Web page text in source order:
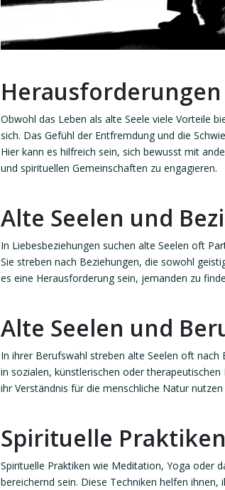
Obwohl das Leben als alte Seele viele Vorteile
sich. Das Gefühl der Entfremdung und die
Hier kann es hilfreich sein, sich bewusst mit
und spirituellen Gemeinschaften zu engagieren.
Alte Seelen und
In Liebesbeziehungen suchen alte Seelen oft
Sie streben nach Beziehungen, die sowohl
es eine Herausforderung sein, jemanden zu
Alte Seelen und
In ihrer Berufswahl streben alte Seelen oft
in sozialen, künstlerischen oder
ihr Verständnis für die menschliche Natur nutzen
Spirituelle
Spirituelle Praktiken wie Meditation, Yoga oder
bereichernd sein. Diese Techniken helfen